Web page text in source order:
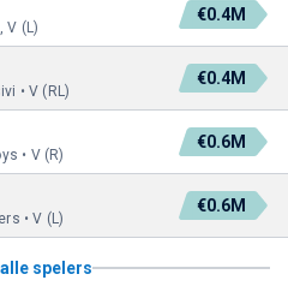
V (L)
€0.4M
• V (RL)
€0.4M
• V (R)
€0.6M
• V (L)
€0.6M
spelers